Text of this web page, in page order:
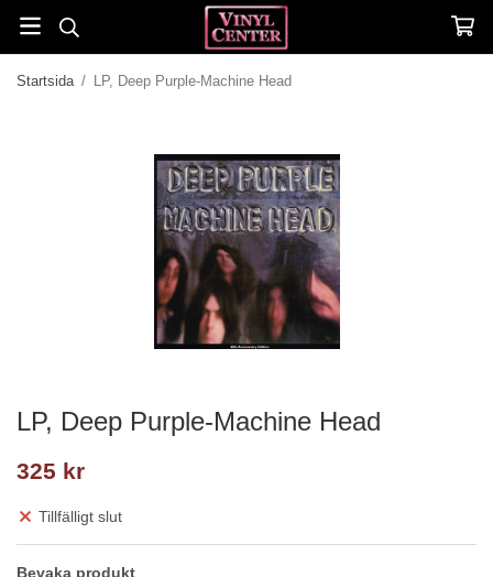
Startsida / LP, Deep Purple-Machine Head
LP, Deep Purple-Machine Head
325 kr
Tillfälligt slut
Bevaka produkt